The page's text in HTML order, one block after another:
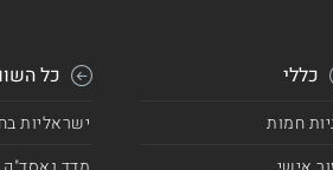
כללי
חמות
כל
ישראליות